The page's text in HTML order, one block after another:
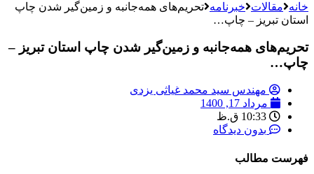
خانه مقالات خبرنامه تحریم‌های همه‌جانبه و زمین‌گیر شدن چاپ
استان تبریز – چاپ…
تحریم‌های همه‌جانبه و زمین‌گیر شدن چاپ استان تبریز –
چاپ…
مهندس سید محمد غیاثی یزدی
مرداد 17, 1400
10:33 ق.ظ
بدون دیدگاه
فهرست مطالب